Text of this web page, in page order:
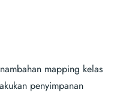
mapping kelas
penyimpanan